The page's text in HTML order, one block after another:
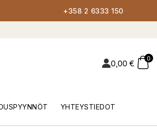
+358 2 6333 150
0,00 €
0
YHTEYSTIEDOT